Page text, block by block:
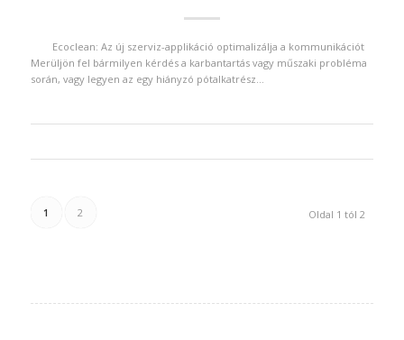
Ecoclean: Az új szerviz-applikáció optimalizálja a kommunikációt
Merüljön fel bármilyen kérdés a karbantartás vagy műszaki probléma
során, vagy legyen az egy hiányzó pótalkatrész…
Oldal 1 tól 2
1 2